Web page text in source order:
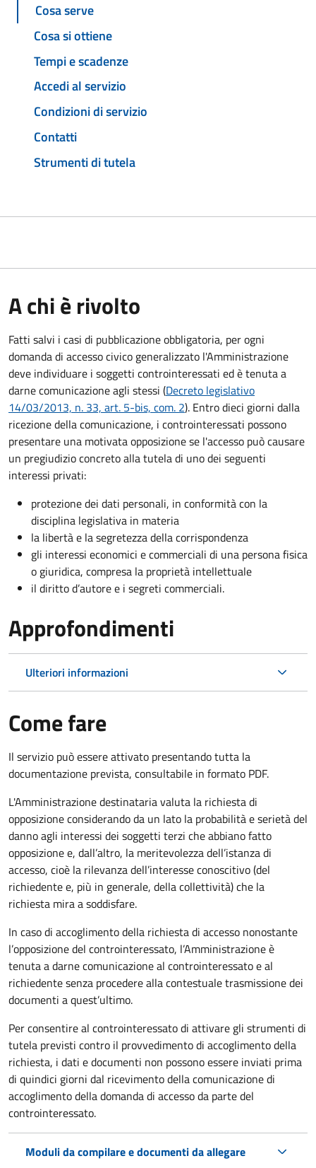
Cosa serve
Cosa si ottiene
Tempi e scadenze
Accedi al servizio
Condizioni di servizio
Contatti
Strumenti di tutela
A chi è rivolto
Fatti salvi i casi di pubblicazione obbligatoria, per ogni
domanda di accesso civico generalizzato l'Amministrazione
deve individuare i soggetti controinteressati ed è tenuta a
darne comunicazione agli stessi (Decreto legislativo
14/03/2013, n. 33, art. 5-bis, com. 2). Entro dieci giorni dalla
ricezione della comunicazione, i controinteressati possono
presentare una motivata opposizione se l'accesso può causare
un pregiudizio concreto alla tutela di uno dei seguenti
interessi privati:
protezione dei dati personali, in conformità con la
disciplina legislativa in materia
la libertà e la segretezza della corrispondenza
gli interessi economici e commerciali di una persona fisica
o giuridica, compresa la proprietà intellettuale
il diritto d’autore e i segreti commerciali.
Approfondimenti
Ulteriori informazioni
Come fare
Il servizio può essere attivato presentando tutta la
documentazione prevista, consultabile in formato PDF.
L'Amministrazione destinataria valuta la richiesta di
opposizione considerando da un lato la probabilità e serietà del
danno agli interessi dei soggetti terzi che abbiano fatto
opposizione e, dall’altro, la meritevolezza dell’istanza di
accesso, cioè la rilevanza dell’interesse conoscitivo (del
richiedente e, più in generale, della collettività) che la
richiesta mira a soddisfare.
In caso di accoglimento della richiesta di accesso nonostante
l’opposizione del controinteressato, l’Amministrazione è
tenuta a darne comunicazione al controinteressato e al
richiedente senza procedere alla contestuale trasmissione dei
documenti a quest’ultimo.
Per consentire al controinteressato di attivare gli strumenti di
tutela previsti contro il provvedimento di accoglimento della
richiesta, i dati e documenti non possono essere inviati prima
di quindici giorni dal ricevimento della comunicazione di
accoglimento della domanda di accesso da parte del
controinteressato.
Moduli da compilare e documenti da allegare